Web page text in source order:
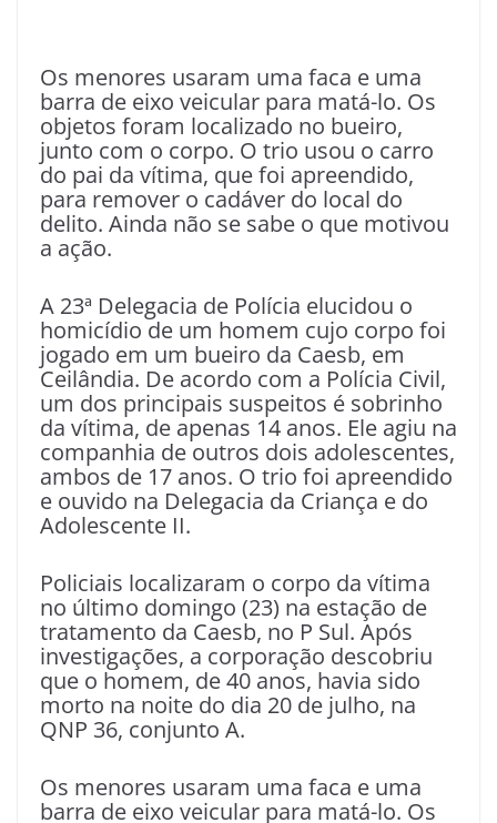
Os menores usaram uma faca e uma
barra de eixo veicular para matá-lo. Os
objetos foram localizado no bueiro,
junto com o corpo. O trio usou o carro
do pai da vítima, que foi apreendido,
para remover o cadáver do local do
delito. Ainda não se sabe o que motivou
a ação.
A 23ª Delegacia de Polícia elucidou o
homicídio de um homem cujo corpo foi
jogado em um bueiro da Caesb, em
Ceilândia. De acordo com a Polícia Civil,
um dos principais suspeitos é sobrinho
da vítima, de apenas 14 anos. Ele agiu na
companhia de outros dois adolescentes,
ambos de 17 anos. O trio foi apreendido
e ouvido na Delegacia da Criança e do
Adolescente II.
Policiais localizaram o corpo da vítima
no último domingo (23) na estação de
tratamento da Caesb, no P Sul. Após
investigações, a corporação descobriu
que o homem, de 40 anos, havia sido
morto na noite do dia 20 de julho, na
QNP 36, conjunto A.
Os menores usaram uma faca e uma
barra de eixo veicular para matá-lo. Os